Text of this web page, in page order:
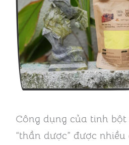
Công dụng của tinh
“thần dược” được